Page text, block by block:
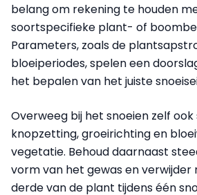
belang om rekening te houden
soortspecifieke plant- of
Parameters, zoals de
bloeiperiodes, spelen een
het bepalen van het juiste
Overweeg bij het snoeien zelf
knopzetting, groeirichting en
vegetatie. Behoud daarnaast
vorm van het gewas en verwijder
derde van de plant tijdens één